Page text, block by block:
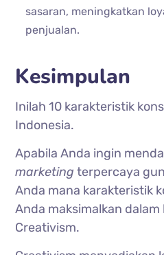
sasaran, meningkatkan
penjualan.
Kesimpulan
Inilah 10 karakteristik
Indonesia.
Apabila Anda ingin
marketing terpercaya
Anda mana karakteristik
Anda maksimalkan
Creativism.